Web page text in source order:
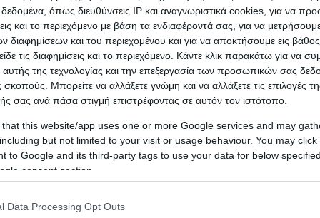
όπως διευθύνσεις IP και αναγνωριστικά cookies, για να
και το περιεχόμενο με βάση τα ενδιαφέροντά σας, για να
διαφημίσεων και του περιεχομένου και για να αποκτήσουμε εις
τις διαφημίσεις και το περιεχόμενο. Κάντε κλικ παρακάτω για να
της τεχνολογίας και την επεξεργασία των προσωπικών σας
Μπορείτε να αλλάξετε γνώμη και να αλλάξετε τις επιλογές
σας ανά πάσα στιγμή επιστρέφοντας σε αυτόν τον ιστότοπο.
that this website/app uses one or more Google services and may
but not limited to your visit or usage behaviour. You may
to Google and its third-party tags to use your data for below
consent section.
Data Processing Opt Outs
αυτών.
αντικείμενά σας με τον τρόπο που εσείς
υπηρεσία μεταφοράς μας.
με τη μεταφορά – παράδοση και
και υπευθυνότητα εκπληρώνουμε το σύνολο των
μηχανήματος
Μεταφορες,Μετακομιση Μετακομισεις